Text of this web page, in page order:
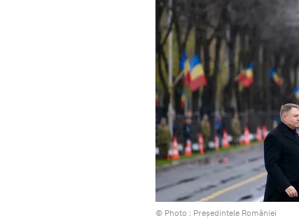
© Photo : Preşedintele României